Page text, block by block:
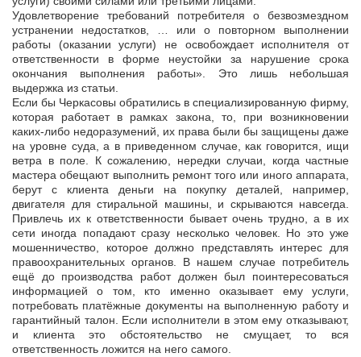
Удовлетворение требований потребителя о безвозмездном
устранении недостатков, … или о повторном выполнении
работы (оказании услуги) не освобождает исполнителя от
ответственности в форме неустойки за нарушение срока
окончания выполнения работы». Это лишь небольшая
выдержка из статьи.
Если бы Черкасовы обратились в специализированную фирму,
которая работает в рамках закона, то, при возникновении
каких-либо недоразумений, их права были бы защищены даже
на уровне суда, а в приведенном случае, как говорится, ищи
ветра в поле. К сожалению, нередки случаи, когда частные
мастера обещают выполнить ремонт того или иного аппарата,
берут с клиента деньги на покупку деталей, например,
двигателя для стиральной машины, и скрываются навсегда.
Привлечь их к ответственности бывает очень трудно, а в их
сети иногда попадают сразу несколько человек. Но это уже
мошенничество, которое должно представлять интерес для
правоохранительных органов. В нашем случае потребитель
ещё до производства работ должен был поинтересоваться
информацией о том, кто именно оказывает ему услуги,
потребовать платёжные документы на выполненную работу и
гарантийный талон. Если исполнители в этом ему отказывают,
и клиента это обстоятельство не смущает, то вся
ответственность ложится на него самого.